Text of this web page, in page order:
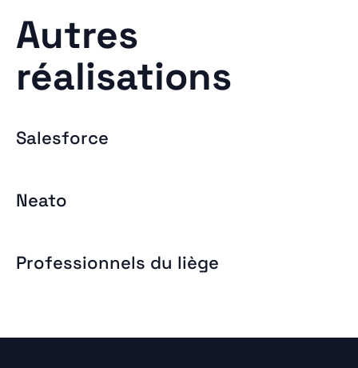
Autres
réalisations
Salesforce
Neato
Professionnels du liège